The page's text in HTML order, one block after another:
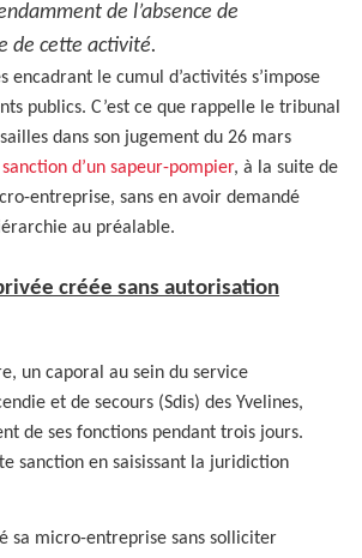
de l’absence de
de cette activité.
encadrant le cumul d’activités s’impose
publics. C’est ce que rappelle le tribunal
dans son jugement du 26 mars
d’un sapeur-pompier, à la suite de
entreprise, sans en avoir demandé
au préalable.
créée sans autorisation
un caporal au sein du service
et de secours (Sdis) des Yvelines,
de ses fonctions pendant trois jours.
sanction en saisissant la juridiction
sa micro-entreprise sans solliciter